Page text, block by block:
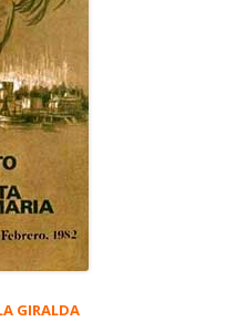
GIRALDA